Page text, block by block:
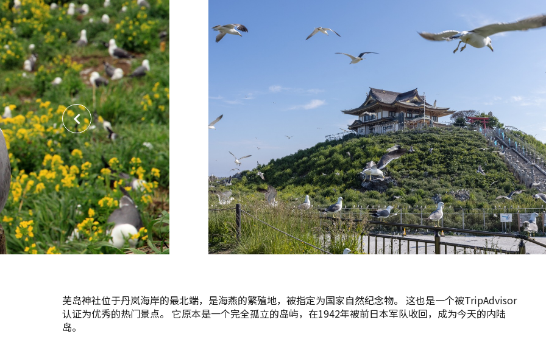
相册
芜岛神社位于丹岚海岸的最北端，是海燕的繁殖地，被指定为国家自然纪念物。 这也是一个被TripAdvisor
认证为优秀的热门景点。 它原本是一个完全孤立的岛屿，在1942年被前日本军队收回，成为今天的内陆
岛。